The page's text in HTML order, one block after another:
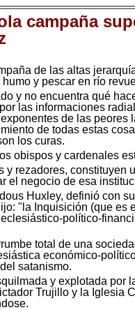
campaña
de las altas
y pescar en río
y no encuentra qué
las informaciones
de las
de todas estas
los curas.
obispos y cardenales
y rezadores,
el negocio de esa
Huxley, definió con
"la Inquisición (que
político-
total de una
económico-
satanismo.
y explotada
Trujillo y la Iglesia